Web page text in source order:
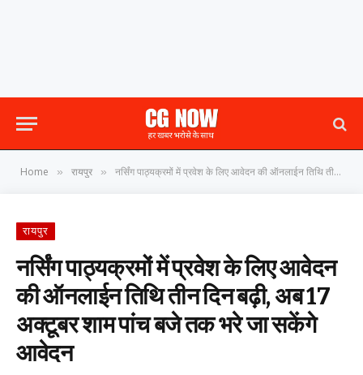
Home » रायपुर » नर्सिंग पाठ्यक्रमों में प्रवेश के लिए आवेदन की ऑनलाईन तिथि तीन दिन बढ़ी, अब 17 अक्टूबर शाम पांच बजे तक भरे जा सकेंगे आवेदन
रायपुर
नर्सिंग पाठ्यक्रमों में प्रवेश के लिए आवेदन
की ऑनलाईन तिथि तीन दिन बढ़ी, अब 17
अक्टूबर शाम पांच बजे तक भरे जा सकेंगे
आवेदन